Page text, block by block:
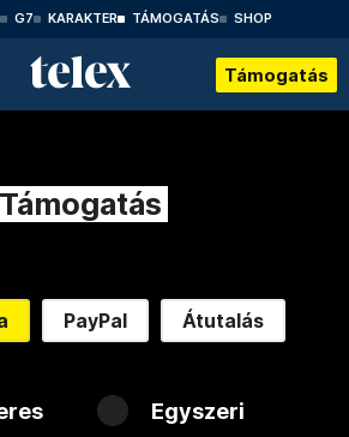
G7 KARAKTER TÁMOGATÁS SHOP
Támogatás
Támogatás
PayPal Átutalás
Egyszeri